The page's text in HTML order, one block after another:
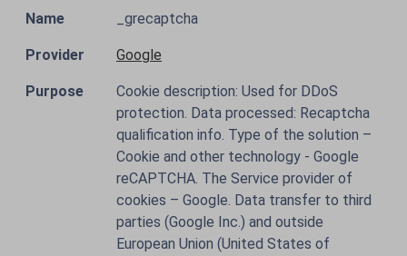
_grecaptcha
Google
Cookie description: Used for DDoS
protection. Data processed: Recaptcha
qualification info. Type of the solution –
Cookie and other technology - Google
reCAPTCHA. The Service provider of
cookies – Google. Data transfer to third
parties (Google Inc.) and outside
European Union (United States of